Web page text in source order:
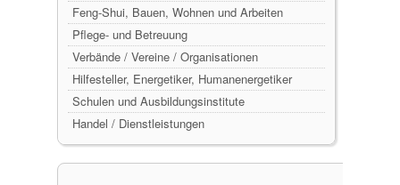
Feng-Shui, Bauen, Wohnen und Arbeiten
Pflege- und Betreuung
Verbände / Vereine / Organisationen
Hilfesteller, Energetiker, Humanenergetiker
Schulen und Ausbildungsinstitute
Handel / Dienstleistungen